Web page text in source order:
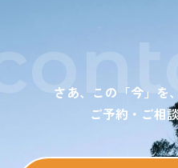
さあ、この「今」
ご予約・ご相